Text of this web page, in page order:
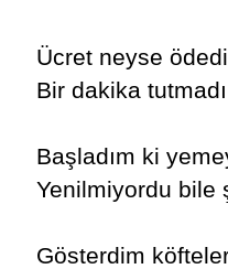
Ücret neyse
Bir dakika
Başladım ki
Yenilmiyordu bile
Gösterdim